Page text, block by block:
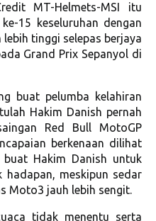
MT-Helmets-MSI itu
15 keseluruhan dengan
tinggi selepas berjaya
Grand Prix Sepanyol di
buat pelumba kelahiran
Hakim Danish pernah
Red Bull MotoGP
berkenaan dilihat
buat Hakim Danish untuk
hadapan, meskipun sedar
Moto3 jauh lebih sengit.
tidak menentu serta